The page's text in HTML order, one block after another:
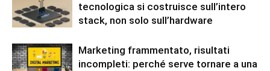
tecnologica si costruisce sull’intero
stack, non solo sull’hardware
Marketing frammentato, risultati
incompleti: perché serve tornare a una